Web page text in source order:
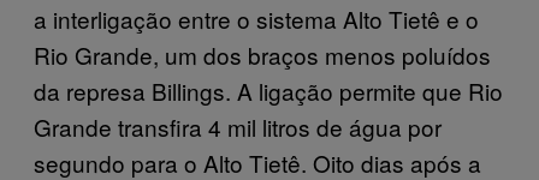
a interligação entre o sistema Alto Tietê e o
Rio Grande, um dos braços menos poluídos
da represa Billings. A ligação permite que Rio
Grande transfira 4 mil litros de água por
segundo para o Alto Tietê. Oito dias após a